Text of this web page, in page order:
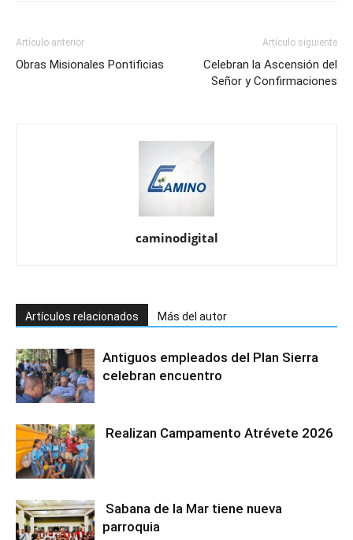
Artículo anterior
Obras Misionales Pontificias
Artículo siguiente
Celebran la Ascensión del
Señor y Confirmaciones
caminodigital
Artículos relacionados Más del autor
Antiguos empleados del Plan Sierra
celebran encuentro
Realizan Campamento Atrévete 2026
Sabana de la Mar tiene nueva
parroquia